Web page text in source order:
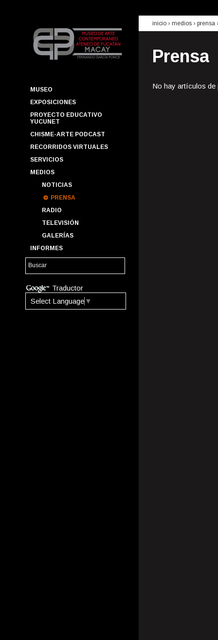
MUSEO
EXPOSICIONES
PROYECTO EDUCATIVO
YUCUNET
CHISME-ARTE PODCAST
RECORRIDOS VIRTUALES
SERVICIOS
MEDIOS
NOTICIAS
PRENSA
RADIO
TELEVISIÓN
GALERÍAS
INFORMES
Traductor
Select Language ▼
inicio › medios › prensa
Prensa
No hay artículos de